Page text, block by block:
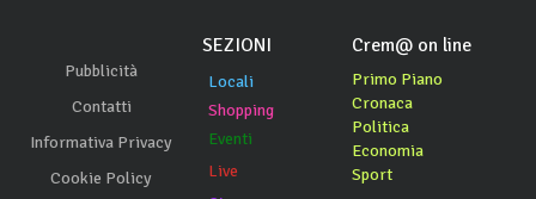
Pubblicità
Contatti
Informativa Privacy
Cookie Policy
SEZIONI
Locali
Shopping
Eventi
Live
Crem@ on line
Primo Piano
Cronaca
Politica
Economia
Sport